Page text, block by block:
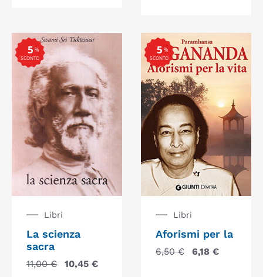
Libri
La scienza
sacra
11,00€ 10,45 €
Libri
Aforismi per la
6,50€ 6,18 €
%
SCONTO
5 %
SCONTO
5